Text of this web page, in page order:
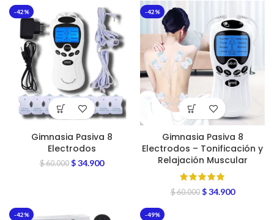
-42%
Gimnasia Pasiva 8
Electrodos
$60.000 $34.900
-42%
Gimnasia Pasiva 8
Electrodos – Tonificación y
Relajación Muscular
$60.000 $34.900
-42% -49%